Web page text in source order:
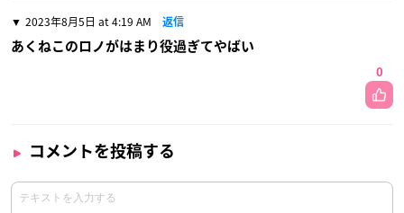
2023年8月5日 at 4:19 AM 返信
あくねこのロノがはまり役過ぎてやばい
0
コメントを投稿する